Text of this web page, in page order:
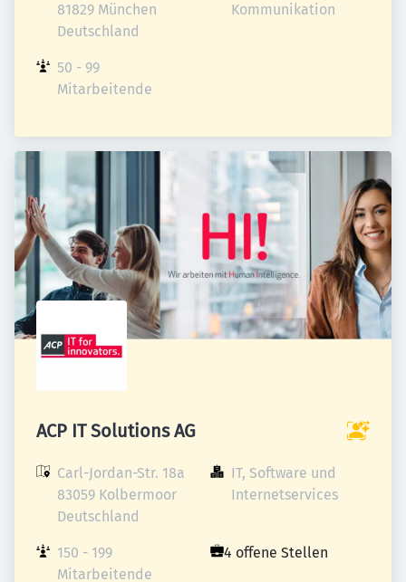
81829 München
Deutschland
Kommunikation
50 - 99
Mitarbeitende
ACP IT Solutions AG
Carl-Jordan-Str. 18a
83059 Kolbermoor
Deutschland
IT, Software und
Internetservices
150 - 199
Mitarbeitende
4 offene Stellen